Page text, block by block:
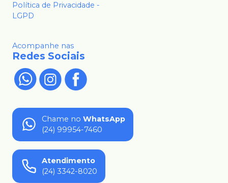
Política de Privacidade -
LGPD
Acompanhe nas
Redes Sociais
Chame no WhatsApp
(24) 99954-7460
Atendimento
(24) 3342-8020